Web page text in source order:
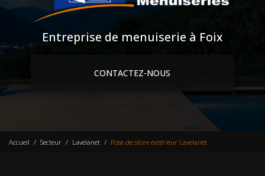
Entreprise de menuiserie à Foix
CONTACTEZ-NOUS
Accueil Secteur Lavelanet Pose de store extérieur Lavelanet